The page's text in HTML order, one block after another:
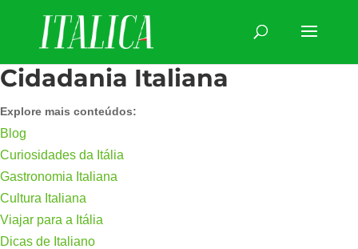
Cidadania Italiana
Explore mais conteúdos:
Blog
Curiosidades da Itália
Gastronomia Italiana
Cultura Italiana
Viajar para a Itália
Dicas de Italiano